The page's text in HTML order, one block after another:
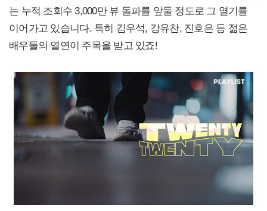
는 누적 조회수 3,000만 뷰 돌파를 앞둘 정도로 그 열기를
이어가고 있습니다. 특히 김우석, 강유찬, 진호은 등 젊은
배우들의 열연이 주목을 받고 있죠!